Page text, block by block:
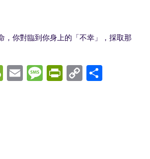
，你對臨到你身上的「不幸」，採取那
WeChat
EmailMessage
Copy